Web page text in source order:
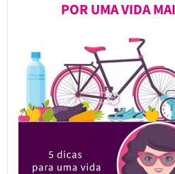
POR UMA VIDA